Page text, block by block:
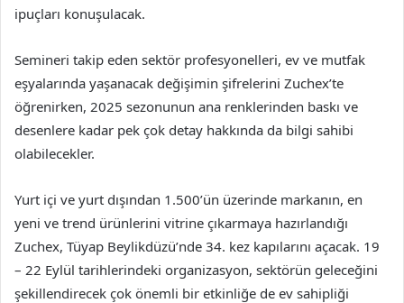
ipuçları konuşulacak.
Semineri takip eden sektör profesyonelleri, ev ve mutfak
eşyalarında yaşanacak değişimin şifrelerini Zuchex’te
öğrenirken, 2025 sezonunun ana renklerinden baskı ve
desenlere kadar pek çok detay hakkında da bilgi sahibi
olabilecekler.
Yurt içi ve yurt dışından 1.500’ün üzerinde markanın, en
yeni ve trend ürünlerini vitrine çıkarmaya hazırlandığı
Zuchex, Tüyap Beylikdüzü’nde 34. kez kapılarını açacak. 19
– 22 Eylül tarihlerindeki organizasyon, sektörün geleceğini
şekillendirecek çok önemli bir etkinliğe de ev sahipliği